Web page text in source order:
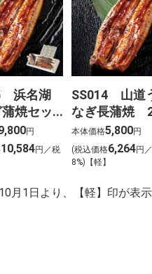
浜名湖
焼セッ
円
10,584円／税
SS014 山道
なぎ長蒲焼
本体価格5,800円
(税込価格6,264円
8%)【軽】
月1日より、【軽】印が表